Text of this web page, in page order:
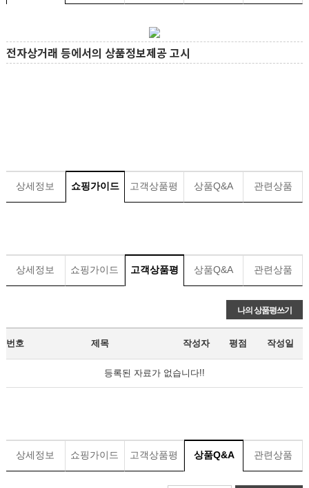
전자상거래 등에서의 상품정보제공 고시
상세정보 쇼핑가이드 고객상품평 상품Q&A 관련상품
상세정보 쇼핑가이드 고객상품평 상품Q&A 관련상품
나의 상품평쓰기
번호 제목 작성자 평점 작성일
등록된 자료가 없습니다!!
상세정보 쇼핑가이드 고객상품평 상품Q&A 관련상품